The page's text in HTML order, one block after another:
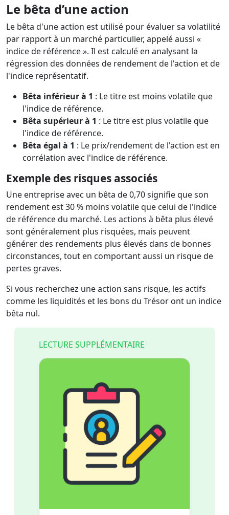
Le bêta d’une action
Le bêta d'une action est utilisé pour évaluer sa volatilité
par rapport à un marché particulier, appelé aussi «
indice de référence ». Il est calculé en analysant la
régression des données de rendement de l'action et de
l'indice représentatif.
Bêta inférieur à 1 : Le titre est moins volatile que
l'indice de référence.
Bêta supérieur à 1 : Le titre est plus volatile que
l'indice de référence.
Bêta égal à 1 : Le prix/rendement de l'action est en
corrélation avec l'indice de référence.
Exemple des risques associés
Une entreprise avec un bêta de 0,70 signifie que son
rendement est 30 % moins volatile que celui de l'indice
de référence du marché. Les actions à bêta plus élevé
sont généralement plus risquées, mais peuvent
générer des rendements plus élevés dans de bonnes
circonstances, tout en comportant aussi un risque de
pertes graves.
Si vous recherchez une action sans risque, les actifs
comme les liquidités et les bons du Trésor ont un indice
bêta nul.
LECTURE SUPPLÉMENTAIRE